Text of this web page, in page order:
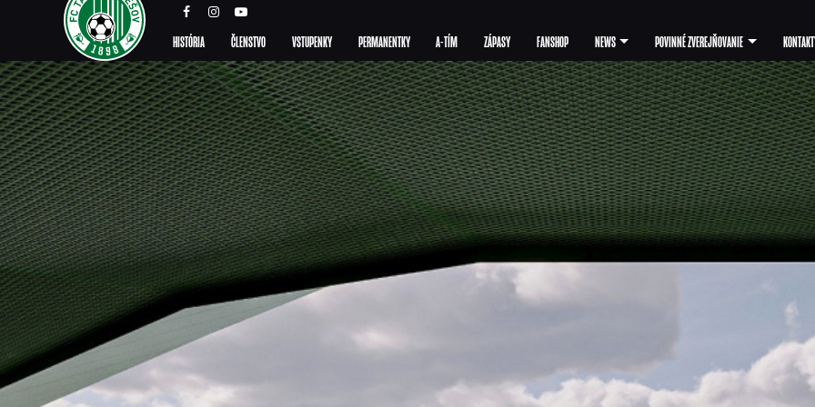
HISTÓRIA ČLENSTVO VSTUPENKY PERMANENTKY A-TÍM ZÁPASY FANSHOP NEWS POVINNÉ ZVEREJŇOVANIE